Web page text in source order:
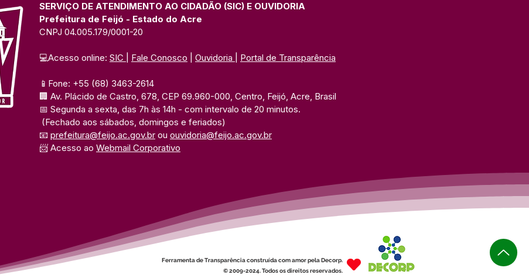
SERVIÇO DE ATENDIMENTO AO CIDADÃO (SIC) E OUVIDORIA
Prefeitura de Feijó - Estado do Acre
CNPJ 04.005.179/0001-20
💻Acesso online: SIC Fale Conosco Ouvidoria Portal de Transparência
📱Fone: +55 (68) 3463-2614
🏢 Av. Plácido de Castro, 678, CEP 69.960-000, Centro, Feijó, Acre, Brasil
📅 Segunda a sexta, das 7h às 14h - com intervalo de 20 minutos.
(Fechado aos sábados, domingos e feriados)
📧 prefeitura@feijo.ac.gov.br ou ouvidoria@feijo.ac.gov.br
📨 Acesso ao Webmail Corporativo
Ferramenta de Transparência construída com amor pela Decorp.
© 2009-2024. Todos os direitos reservados.